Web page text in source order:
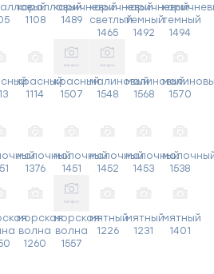
коралловый
1108
коричневый
1489
коричневый
светлый
1465
коричневый
темный
1492
темный
1494
красный
1114
красный
1507
малиновый
1548
малиновый
1568
1570
молочный
1376
молочный
1451
молочный
1452
молочный
1453
1538
морская
волна
1260
морская
волна
1557
мятный
1226
мятный
1231
мятный
1401